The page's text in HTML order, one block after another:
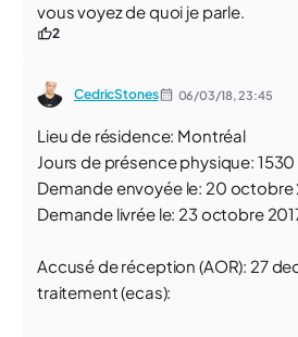
vous voyez de quoi je parle.
2
CedricStones 06/03/18,23:45
Lieu de résidence: Montréal
Jours de présence physique: 1530
Demande envoyée le: 20 octobre
Demande livrée le: 23 octobre
Accusé de réception (AOR): 27
traitement (ecas):